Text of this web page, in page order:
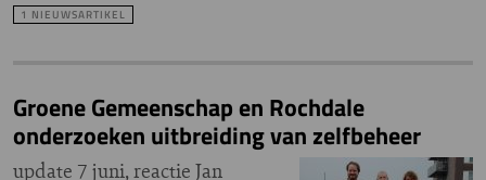
1 NIEUWSARTIKEL
Groene Gemeenschap en Rochdale
onderzoeken uitbreiding van zelfbeheer
update 7 juni, reactie Jan